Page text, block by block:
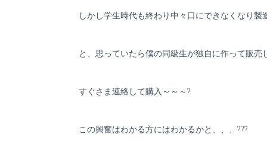
しかし学生時代も終わり中々口にできなくなり製
と、思っていたら僕の同級生が独自に作って販売
すぐさま連絡して購入～～～?
この興奮はわかる方にはわかるかと、、、???